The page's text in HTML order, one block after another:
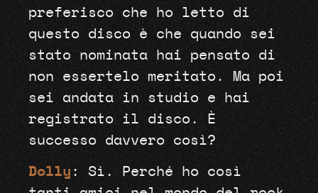
preferisco che ho letto di
questo disco è che quando sei
stato nominata hai pensato di
non essertelo meritato. Ma poi
sei andata in studio e hai
registrato il disco. È
successo davvero così?
Dolly : Sì. Perché ho così